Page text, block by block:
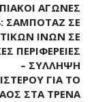
ΑΓΏΝΕΣ
ΣΑΜΠΟΤΆΖ ΣΕ
ΙΝΏΝ ΣΕ
ΠΕΡΙΦΈΡΕΙΕΣ
– ΣΎΛΛΗΨΗ
ΓΙΑ ΤΟ
ΣΤΑ ΤΡΈΝΑ